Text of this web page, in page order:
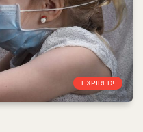
EXPIRED!